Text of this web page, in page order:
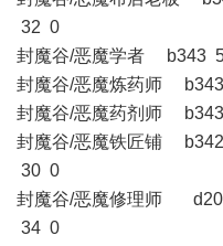
32 0
封魔谷/恶魔学者
封魔谷/恶魔炼药师
封魔谷/恶魔药剂师
封魔谷/恶魔铁匠铺
30 0
封魔谷/恶魔修理师
34 0